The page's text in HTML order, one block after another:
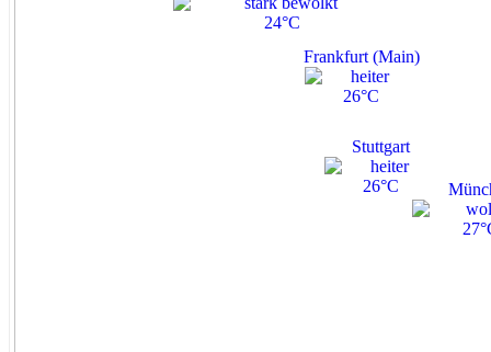
24°C
Frankfurt (Main)
26°C
Stuttgart
26°C